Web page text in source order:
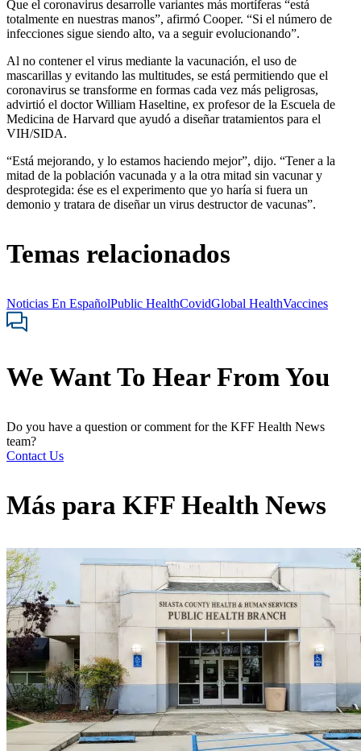
Que el coronavirus desarrolle variantes más mortíferas “está
totalmente en nuestras manos”, afirmó Cooper. “Si el número de
infecciones sigue siendo alto, va a seguir evolucionando”.
Al no contener el virus mediante la vacunación, el uso de
mascarillas y evitando las multitudes, se está permitiendo que el
coronavirus se transforme en formas cada vez más peligrosas,
advirtió el doctor William Haseltine, ex profesor de la Escuela de
Medicina de Harvard que ayudó a diseñar tratamientos para el
VIH/SIDA.
“Está mejorando, y lo estamos haciendo mejor”, dijo. “Tener a la
mitad de la población vacunada y a la otra mitad sin vacunar y
desprotegida: ése es el experimento que yo haría si fuera un
demonio y tratara de diseñar un virus destructor de vacunas”.
Temas relacionados
Noticias En EspañolPublic HealthCovidGlobal HealthVaccines
We Want To Hear From You
Do you have a question or comment for the KFF Health News
team?
Contact Us
Más para KFF Health News